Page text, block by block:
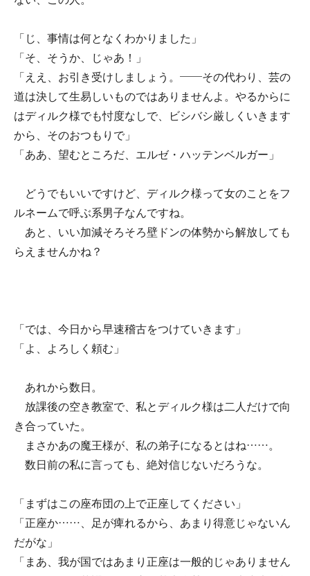
「じ、事情は何となくわかりました」
「そ、そうか、じゃあ！」
「ええ、お引き受けしましょう。――その代わり、芸の
道は決して生易しいものではありませんよ。やるからに
はディルク様でも忖度なしで、ビシバシ厳しくいきます
から、そのおつもりで」
「ああ、望むところだ、エルゼ・ハッテンベルガー」
どうでもいいですけど、ディルク様って女のことをフ
ルネームで呼ぶ系男子なんですね。
あと、いい加減そろそろ壁ドンの体勢から解放しても
らえませんかね？
「では、今日から早速稽古をつけていきます」
「よ、よろしく頼む」
あれから数日。
放課後の空き教室で、私とディルク様は二人だけで向
き合っていた。
まさかあの魔王様が、私の弟子になるとはね……。
数日前の私に言っても、絶対信じないだろうな。
「まずはこの座布団の上で正座してください」
「正座か……、足が痺れるから、あまり得意じゃないん
だがな」
「まあ、我が国ではあまり正座は一般的じゃありません